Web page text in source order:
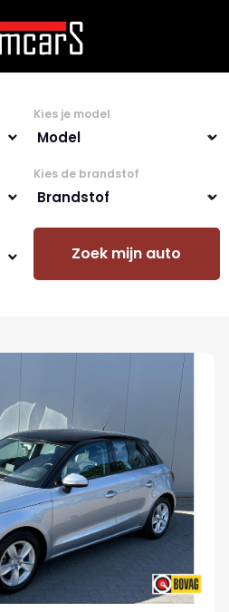
Kies je model
Kies de brandstof
Zoek mijn auto